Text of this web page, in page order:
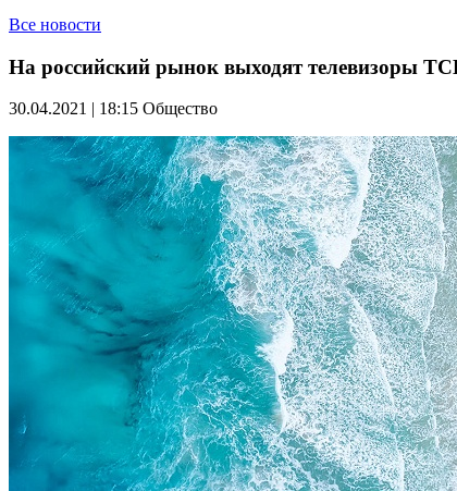
Все новости
На российский рынок выходят телевизоры
30.04.2021 | 18:15 Общество